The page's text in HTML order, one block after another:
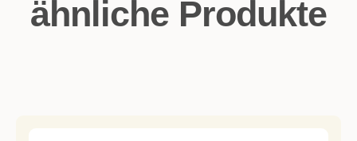
ähnliche Produkte